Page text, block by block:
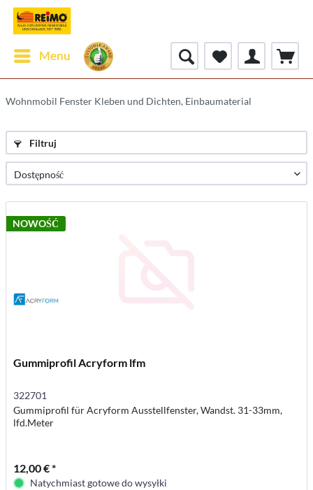
Menu
Wohnmobil Fenster Kleben und Dichten, Einbaumaterial
Filtruj
NOWOŚĆ
Gummiprofil Acryform lfm
322701
Gummiprofil für Acryform Ausstellfenster, Wandst. 31-33mm,
lfd.Meter
12,00 € *
Natychmiast gotowe do wysyłki